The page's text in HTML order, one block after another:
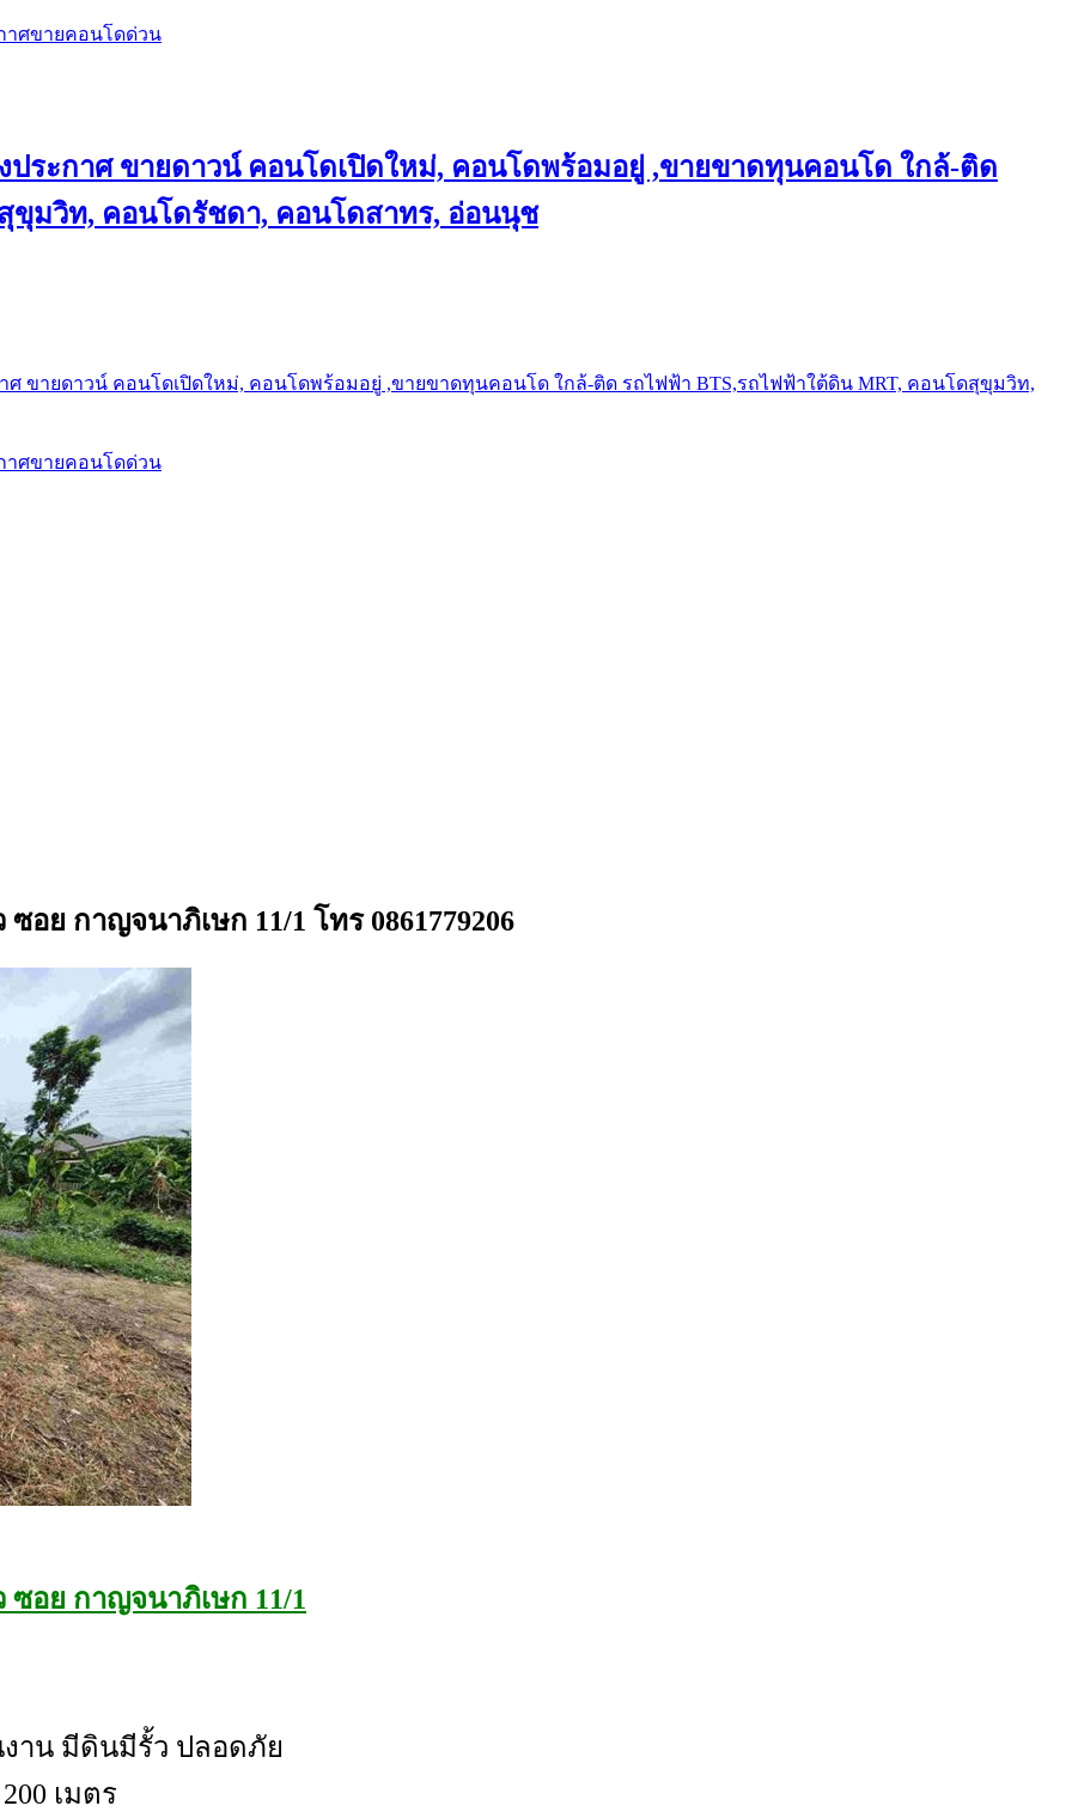
าศขายคอนโดด่วน
ประกาศ ขายดาวน์ คอนโดเปิดใหม่, คอนโดพร้อมอยู่ ,ขายขาดทุนคอนโด ใกล้-ติด
ขุมวิท, คอนโดรัชดา, คอนโดสาทร, อ่อนนุช
ศ ขายดาวน์ คอนโดเปิดใหม่, คอนโดพร้อมอยู่ ,ขายขาดทุนคอนโด ใกล้-ติด รถไฟฟ้า BTS,รถไฟฟ้าใต้ดิน MRT, คอนโดสุขุมวิท,
าศขายคอนโดด่วน
อย กาญจนาภิเษก 11/1 โทร 0861779206
ซอย กาญจนาภิเษก 11/1
าน มีดินมีรั้ว ปลอดภัย
เมตร